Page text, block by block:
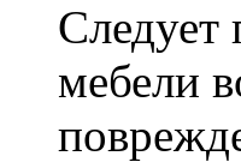
Следует
мебели